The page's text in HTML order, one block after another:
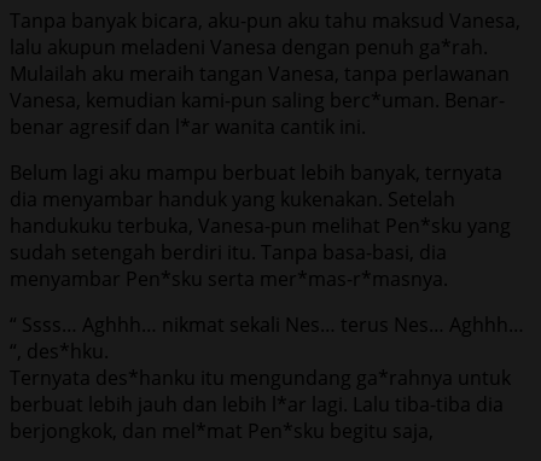
Tanpa banyak bicara, aku-pun aku tahu maksud Vanesa,
lalu akupun meladeni Vanesa dengan penuh ga*rah.
Mulailah aku meraih tangan Vanesa, tanpa perlawanan
Vanesa, kemudian kami-pun saling berc*uman. Benar-
benar agresif dan l*ar wanita cantik ini.
Belum lagi aku mampu berbuat lebih banyak, ternyata
dia menyambar handuk yang kukenakan. Setelah
handukuku terbuka, Vanesa-pun melihat Pen*sku yang
sudah setengah berdiri itu. Tanpa basa-basi, dia
menyambar Pen*sku serta mer*mas-r*masnya.
“ Ssss… Aghhh… nikmat sekali Nes… terus Nes… Aghhh…
“, des*hku.
Ternyata des*hanku itu mengundang ga*rahnya untuk
berbuat lebih jauh dan lebih l*ar lagi. Lalu tiba-tiba dia
berjongkok, dan mel*mat Pen*sku begitu saja,